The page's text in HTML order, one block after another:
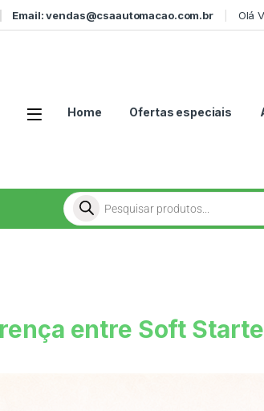
Email: vendas@csaautomacao.com.br Olá
Home Ofertas especiais
entre Soft